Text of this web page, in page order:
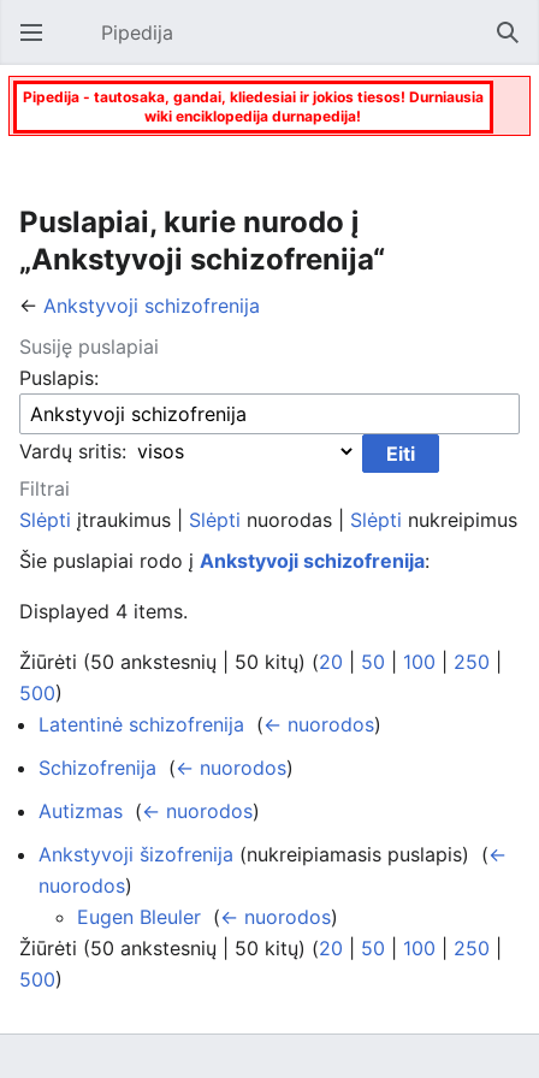
Atverti pagrindinį meniu Pipedija
Pipedija - tautosaka, gandai, kliedesiai ir jokios tiesos! Durniausia
wiki enciklopedija durnapedija!
Puslapiai, kurie nurodo į
„Ankstyvoji schizofrenija“
← Ankstyvoji schizofrenija
Susiję puslapiai
Puslapis:
Vardų sritis:
Filtrai
Slėpti įtraukimus | Slėpti nuorodas | Slėpti nukreipimus
Šie puslapiai rodo į Ankstyvoji schizofrenija:
Displayed 4 items.
Žiūrėti (50 ankstesnių | 50 kitų) (20 50 100 250
500)
Latentinė schizofrenija (← nuorodos)
Schizofrenija (← nuorodos)
Autizmas (← nuorodos)
Ankstyvoji šizofrenija (nukreipiamasis puslapis) ‎ (←
nuorodos)
Eugen Bleuler (← nuorodos)
Žiūrėti (50 ankstesnių | 50 kitų) (20 50 100 250
500)